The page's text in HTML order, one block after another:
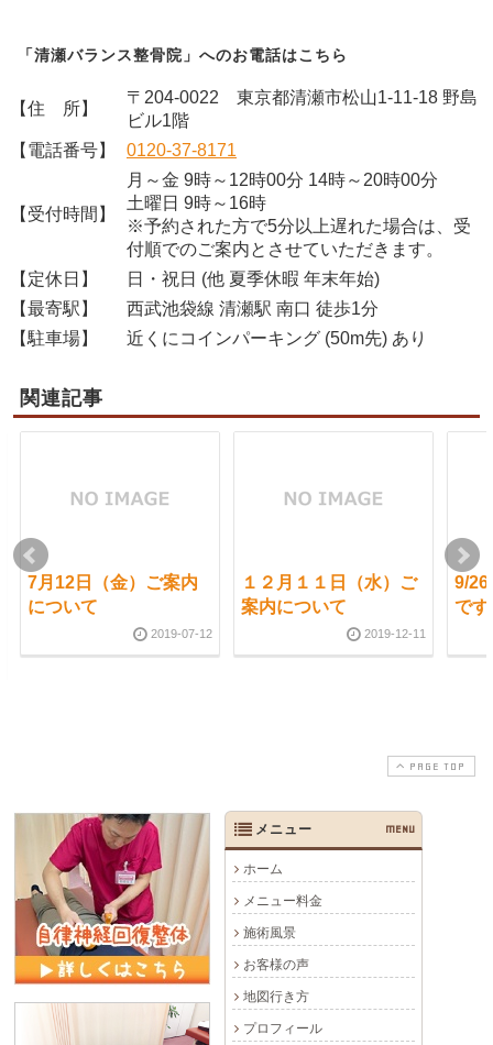
「清瀬バランス整骨院」へのお電話はこちら
【住 所】
〒204-0022 東京都清瀬市松山1-11-18 野島
ビル1階
【電話番号】
0120-37-8171
【受付時間】
月～金 9時～12時00分 14時～20時00分
土曜日 9時～16時
※予約された方で5分以上遅れた場合は、受
付順でのご案内とさせていただきます。
【定休日】
日・祝日 (他 夏季休暇 年末年始)
【最寄駅】
西武池袋線 清瀬駅 南口 徒歩1分
【駐車場】
近くにコインパーキング (50m先) あり
関連記事
7月12日（金）ご案内
について
2019-07-12
１２月１１日（水）ご
案内について
2019-12-11
9/26
です
PAGE TOP
メニュー MENU
ホーム
メニュー料金
施術風景
お客様の声
地図行き方
プロフィール